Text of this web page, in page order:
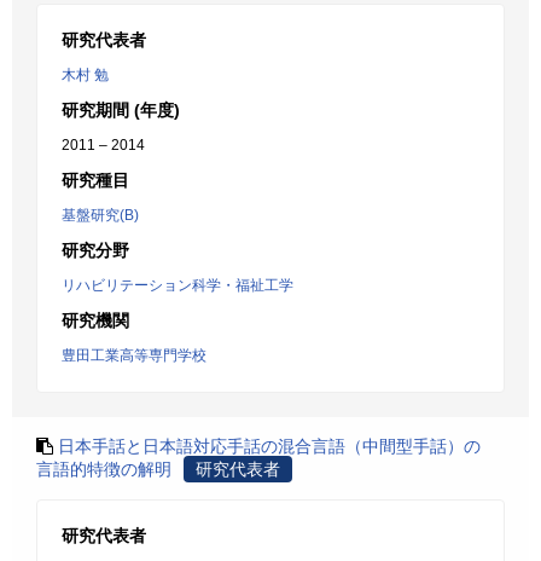
研究代表者
木村 勉
研究期間 (年度)
2011 – 2014
研究種目
基盤研究(B)
研究分野
リハビリテーション科学・福祉工学
研究機関
豊田工業高等専門学校
日本手話と日本語対応手話の混合言語（中間型手話）の
言語的特徴の解明
研究代表者
研究代表者